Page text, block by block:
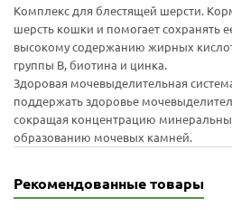
Комплекс для блестящей шерсти.
шерсть кошки и помогает сохранять
высокому содержанию жирных
группы B, биотина и цинка.
Здоровая мочевыделительная
поддержать здоровье
сокращая концентрацию
образованию мочевых камней.
Рекомендованные товары